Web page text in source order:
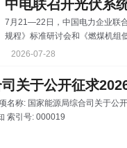
7月21—22日，中国电力企业联
规程》标准研讨会和《燃煤机组
员、专职副理事长安洪光出席
容，针对光伏产业提质增效转型
界、故障统计、全周期管控等议
对进一步完善标准提出了指导意
2026-07-28
业标准制修订计划及
外文版翻译计划意见的通知 索引号: 000019